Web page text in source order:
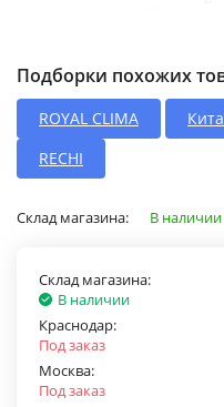
Подборки похожих
ROYAL CLIMA
RECHI
Склад магазина: В наличии
Склад магазина:
В наличии
Краснодар:
Под заказ
Москва:
Под заказ